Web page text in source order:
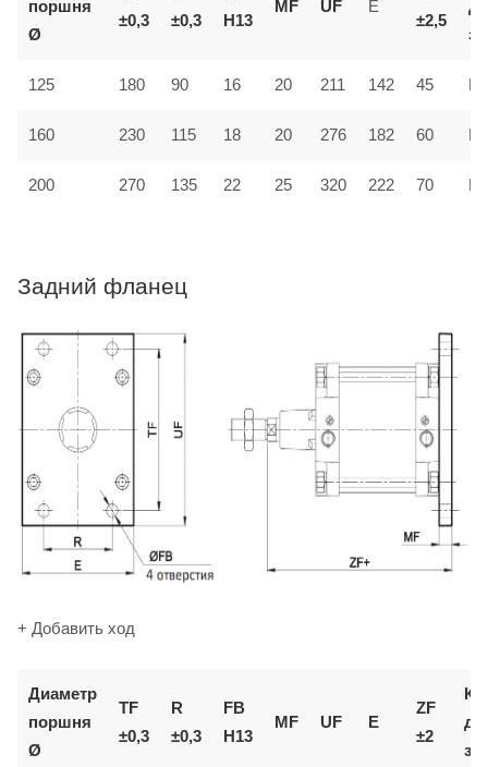
поршня
Ø
±0,3
±0,3
H13
MF UF E
±2,5
125 180 90 16 20 211 142 45
160 230 115 18 20 276 182 60
200 270 135 22 25 320 222 70
Задний фланец
+ Добавить ход
Диаметр
поршня
Ø
TF
±0,3
R
±0,3
FB
H13
MF UF E
ZF
±2